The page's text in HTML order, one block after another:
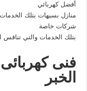
أفضل كهربائي
منازل بسيهات بتلك
شركات خاصة
بتلك الخدمات والتي تنافس
فنى
الخبر